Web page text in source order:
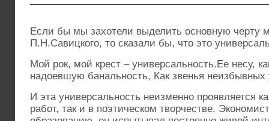
Если бы мы захотели выделить основную черту
П.Н.Савицкого, то сказали бы, что это
Мой рок, мой крест – универсальность.Ее несу,
надоевшую банальность, Как звенья неизбывных
И эта универсальность неизменно проявляется
работ, так и в поэтическом творчестве.